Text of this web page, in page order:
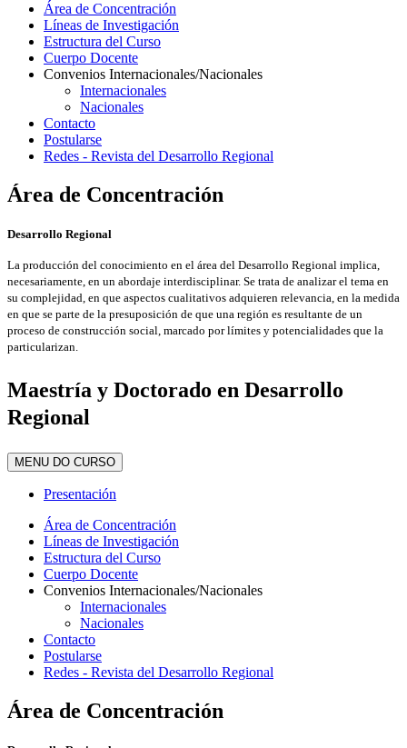
Área de Concentración
Líneas de Investigación
Estructura del Curso
Cuerpo Docente
Convenios Internacionales/Nacionales
Internacionales
Nacionales
Contacto
Postularse
Redes - Revista del Desarrollo Regional
Área de Concentración
Desarrollo Regional
La producción del conocimiento en el área del Desarrollo Regional implica,
necesariamente, en un abordaje interdisciplinar. Se trata de analizar el tema en
su complejidad, en que aspectos cualitativos adquieren relevancia, en la medida
en que se parte de la presuposición de que una región es resultante de un
proceso de construcción social, marcado por límites y potencialidades que la
particularizan.
Maestría y Doctorado en Desarrollo
Regional
MENU DO CURSO
Presentación
Área de Concentración
Líneas de Investigación
Estructura del Curso
Cuerpo Docente
Convenios Internacionales/Nacionales
Internacionales
Nacionales
Contacto
Postularse
Redes - Revista del Desarrollo Regional
Área de Concentración